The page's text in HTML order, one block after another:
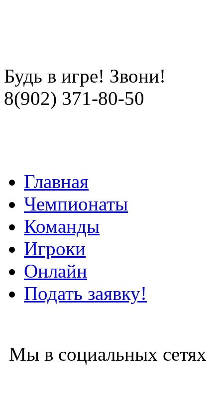
Будь в игре! Звони!
8(902) 371-80-50
Главная
Чемпионаты
Команды
Игроки
Онлайн
Подать заявку!
Мы в социальных сетях